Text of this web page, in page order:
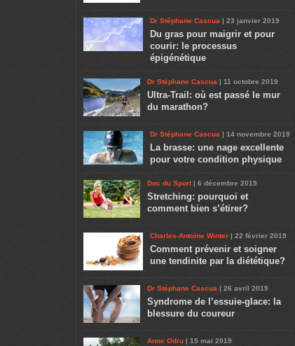
Dr Stéphane Cascua | 23 janvier 2019
Du gras pour maigrir et pour
courir: le processus
épigénétique
Dr Stéphane Cascua | 11 octobre 2019
Ultra-Trail: où est passé le mur
du marathon?
Dr Stéphane Cascua | 14 novembre 2019
La brasse: une nage excellente
pour votre condition physique
Doc du Sport| 6 décembre 2019
Stretching: pourquoi et
comment bien s’étirer?
Charles-Antoine Winter | 22 février 2019
Comment prévenir et soigner
une tendinite par la diététique?
Dr Stéphane Cascua | 26 avril 2019
Syndrome de l’essuie-glace: la
blessure du coureur
Anne Odru | 15 mai 2019